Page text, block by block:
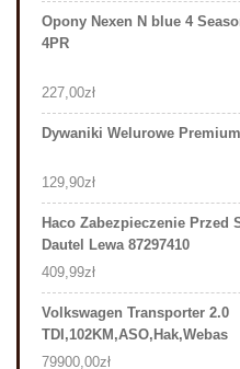
Opony Nexen N blue 4
4PR
227,00zł
Dywaniki Welurowe
129,90zł
Haco Zabezpieczenie Przed
Dautel Lewa 87297410
409,99zł
Volkswagen Transporter 2.0
TDI,102KM,ASO,Hak,Webas
79900,00zł